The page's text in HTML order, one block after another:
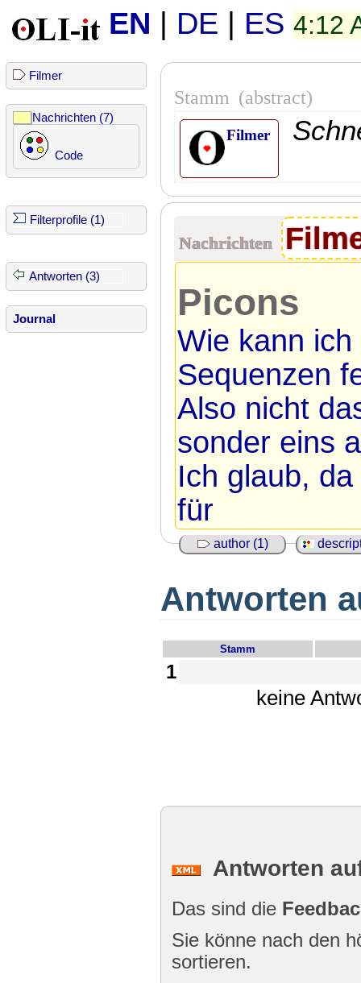
EN | DE | ES 4:12
Filmer
Nachrichten (7)
Code
Filterprofile (1)
Antworten (3)
Journal
Stamm (abstract)
Filmer
Nachrichten
Picons
Wie kann
Sequenzen
Also nicht
sonder eins
Ich glaub,
für
author (1)
Antworten
Stamm
1
keine
Antworten
Das sind die
Sie könne nach den
sortieren.